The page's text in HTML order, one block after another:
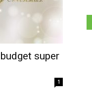
super
1